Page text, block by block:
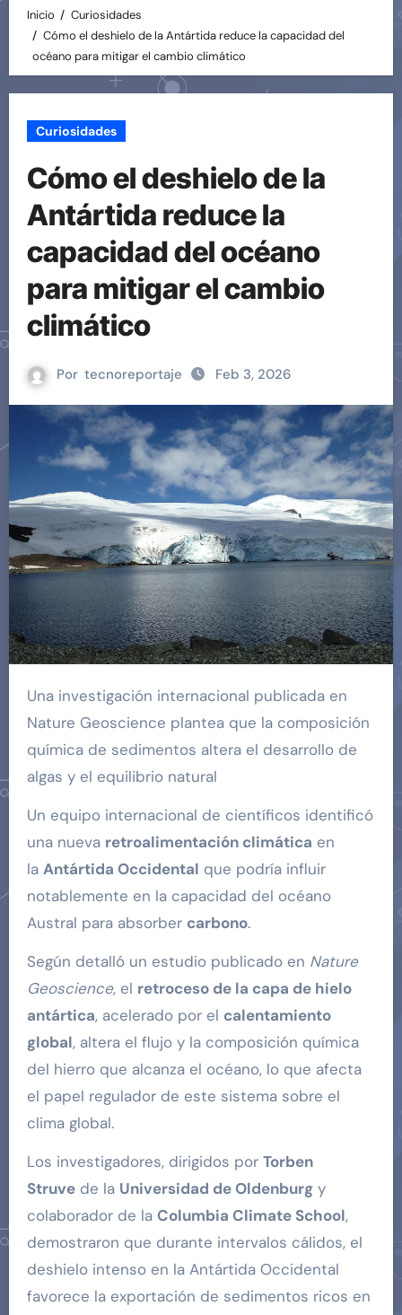
Inicio
Curiosidades
Cómo el deshielo de la Antártida reduce la capacidad del
océano para mitigar el cambio climático
Curiosidades
Cómo el deshielo de la
Antártida reduce la
capacidad del océano
para mitigar el cambio
climático
Por tecnoreportaje Feb 3, 2026
Una investigación internacional publicada en
Nature Geoscience plantea que la composición
química de sedimentos altera el desarrollo de
algas y el equilibrio natural
Un equipo internacional de científicos identificó
una nueva retroalimentación climática en
la Antártida Occidental que podría influir
notablemente en la capacidad del océano
Austral para absorber carbono.
Según detalló un estudio publicado en Nature
Geoscience, el retroceso de la capa de hielo
antártica, acelerado por el calentamiento
global, altera el flujo y la composición química
del hierro que alcanza el océano, lo que afecta
el papel regulador de este sistema sobre el
clima global.
Los investigadores, dirigidos por Torben
Struvede la Universidad de Oldenburgy
colaborador de la Columbia Climate School,
demostraron que durante intervalos cálidos, el
deshielo intenso en la Antártida Occidental
favorece la exportación de sedimentos ricos en